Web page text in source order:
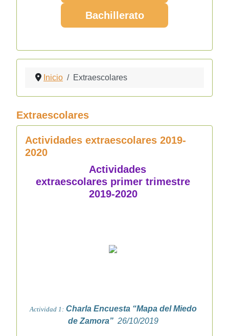
Bachillerato
Inicio Extraescolares
Extraescolares
Actividades extraescolares 2019-
2020
Actividades
extraescolares primer trimestre
2019-2020
Actividad 1: Charla Encuesta “Mapa del Miedo
de Zamora” 26/10/2019